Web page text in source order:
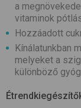
a
vitaminok
Hozzáadott
Kínálatunkban
melyeket a
különböző